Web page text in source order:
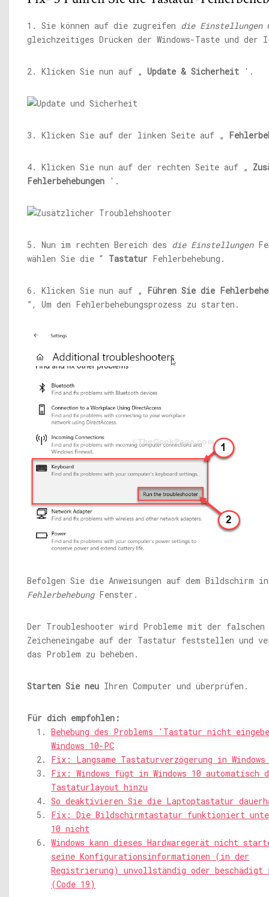
1. Sie können auf die zugreifen die Einstellungen
gleichzeitiges Drücken der Windows-Taste und der
2. Klicken Sie nun auf „ Update & Sicherheit '.
3. Klicken Sie auf der linken Seite auf „
4. Klicken Sie nun auf der rechten Seite auf „
Fehlerbehebungen '.
5. Nun im rechten Bereich des die Einstellungen
wählen Sie die “ Tastatur Fehlerbehebung.
6. Klicken Sie nun auf „ Führen Sie die
”, Um den Fehlerbehebungsprozess zu starten.
Befolgen Sie die Anweisungen auf dem Bildschirm
FehlerbehebungFenster.
Der Troubleshooter wird Probleme mit der falschen
Zeicheneingabe auf der Tastatur feststellen und
das Problem zu beheben.
Starten Sie neu Ihren Computer und überprüfen.
Für dich empfohlen:
Behebung des Problems 'Tastatur nicht
Windows 10-PC
Fix: Langsame Tastaturverzögerung in Windows
Fix: Windows fügt in Windows 10 automatisch
Tastaturlayout hinzu
So deaktivieren Sie die Laptoptastatur
Fix: Die Bildschirmtastatur funktioniert unter
10 nicht
Windows kann dieses Hardwaregerät nicht
seine Konfigurationsinformationen (in der
Registrierung) unvollständig oder beschädigt
(Code 19)